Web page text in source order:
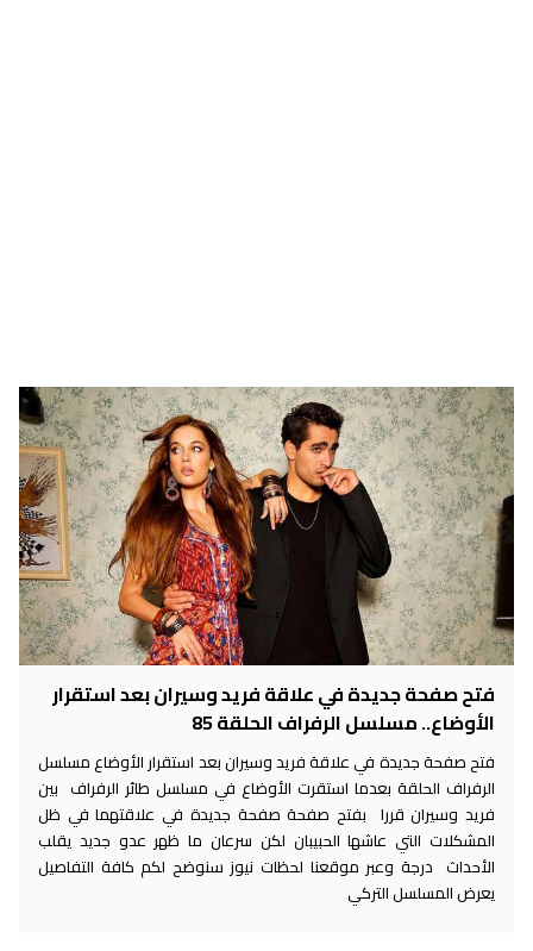
فتح صفحة جديدة في علاقة فريد وسيران بعد استقرار
الأوضاع.. مسلسل الرفراف الحلقة 85
فتح صفحة جديدة في علاقة فريد وسيران بعد استقرار الأوضاع مسلسل
الرفراف الحلقة بعدما استقرت الأوضاع في مسلسل طائر الرفراف بين
فريد وسيران قررا بفتح صفحة صفحة جديدة في علاقتهما في ظل
المشكلات التي عاشها الحبيبان لكن سرعان ما ظهر عدو جديد يقلب
الأحداث درجة وعبر موقعنا لحظات نيوز سنوضح لكم كافة التفاصيل
يعرض المسلسل التركي